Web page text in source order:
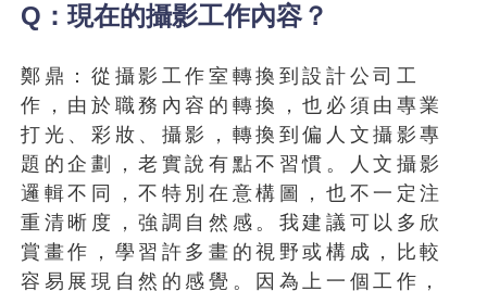
Q：現在的攝影工作內容？
鄭鼎：從攝影工作室轉換到設計公司工
作，由於職務內容的轉換，也必須由專業
打光、彩妝、攝影，轉換到偏人文攝影專
題的企劃，老實說有點不習慣。人文攝影
邏輯不同，不特別在意構圖，也不一定注
重清晰度，強調自然感。我建議可以多欣
賞畫作，學習許多畫的視野或構成，比較
容易展現自然的感覺。因為上一個工作，